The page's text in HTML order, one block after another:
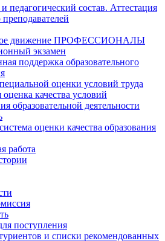
педагогический состав. Аттестация
движение ПРОФЕССИОНАЛЫ
экзамен
поддержка образовательного
оценки условий труда
качества условий
образовательной деятельности
оценки качества образования
работа
поступления
и списки рекомендованных